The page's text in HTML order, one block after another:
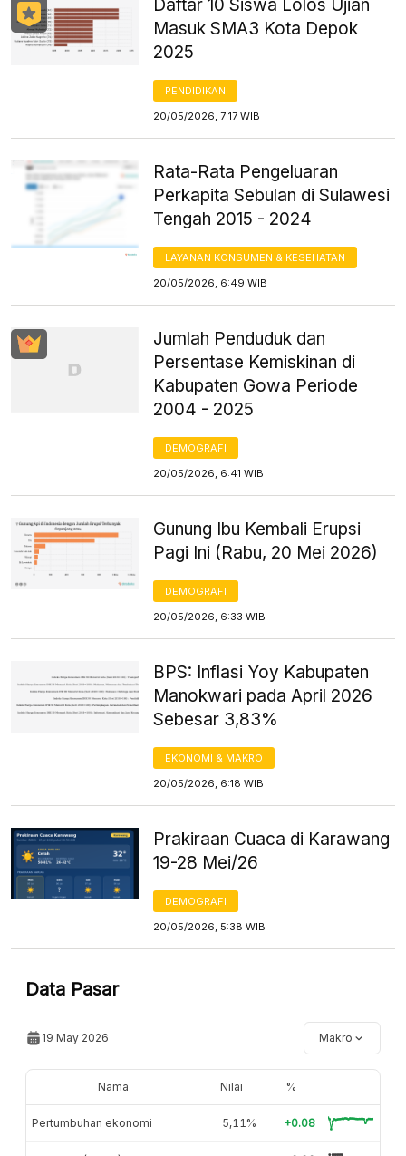
Daftar 10 Siswa Lolos Ujian
Masuk SMA3 Kota Depok
2025
PENDIDIKAN
20/05/2026, 7:17 WIB
Rata-Rata Pengeluaran
Perkapita Sebulan di Sulawesi
Tengah 2015 - 2024
LAYANAN KONSUMEN & KESEHATAN
20/05/2026, 6:49 WIB
Jumlah Penduduk dan
Persentase Kemiskinan di
Kabupaten Gowa Periode
2004 - 2025
DEMOGRAFI
20/05/2026, 6:41 WIB
Gunung Ibu Kembali Erupsi
Pagi Ini (Rabu, 20 Mei 2026)
DEMOGRAFI
20/05/2026, 6:33 WIB
BPS: Inflasi Yoy Kabupaten
Manokwari pada April 2026
Sebesar 3,83%
EKONOMI & MAKRO
20/05/2026, 6:18 WIB
Prakiraan Cuaca di Karawang
19-28 Mei/26
DEMOGRAFI
20/05/2026, 5:38 WIB
Data Pasar
19 May 2026 Makro
Nama Nilai %
Pertumbuhan ekonomi 5,11% +0.08